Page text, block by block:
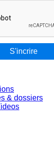
S'incrire
& dossiers